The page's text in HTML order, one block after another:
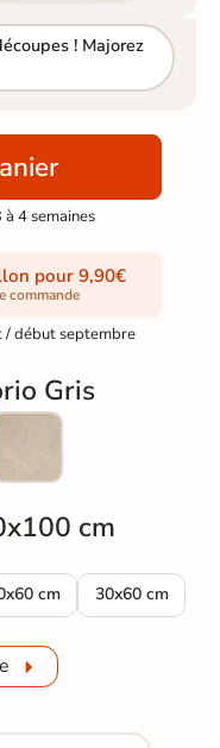
! Majorez
4 semaines
pour 9,90€
commande
/ début septembre
Gris
cm
Travertin Vittorio Gris
cm sol effet Travertin
30x60 cm
Carrelage sol